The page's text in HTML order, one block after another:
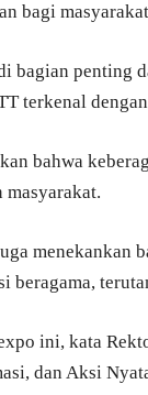
bagi
bagian penting
terkenal
bahwa
masyarakat.
menekankan
beragama,
ini, kata
dan Aksi